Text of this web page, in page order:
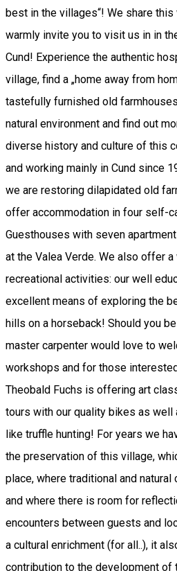
best in the villages“! We share
warmly invite you to visit us in in
Cund! Experience the authentic
village, find a „home away from
tastefully furnished old
natural environment and find out
diverse history and culture of this
and working mainly in Cund since
we are restoring dilapidated old
offer accommodation in four self-
Guesthouses with seven
at the Valea Verde. We also offer
recreational activities: our well
excellent means of exploring the
hills on a horseback! Should you
master carpenter would love to
workshops and for those
Theobald Fuchs is offering art
tours with our quality bikes as
like truffle hunting! For years we
the preservation of this village,
place, where traditional and
and where there is room for
encounters between guests and
a cultural enrichment (for all..), it
contribution to the development of